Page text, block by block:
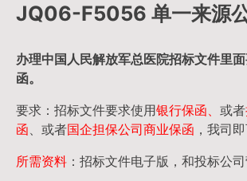
JQ06-F5056 单一来源
办理中国人民解放军总医院招标文件里
函。
要求：招标文件要求使用银行保函、 或者
函 、或者国企担保公司商业保函 ，我司
所需资料 ：招标文件电子版，和投标公